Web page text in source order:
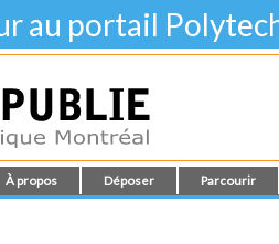
au portail
À propos Déposer Parcourir